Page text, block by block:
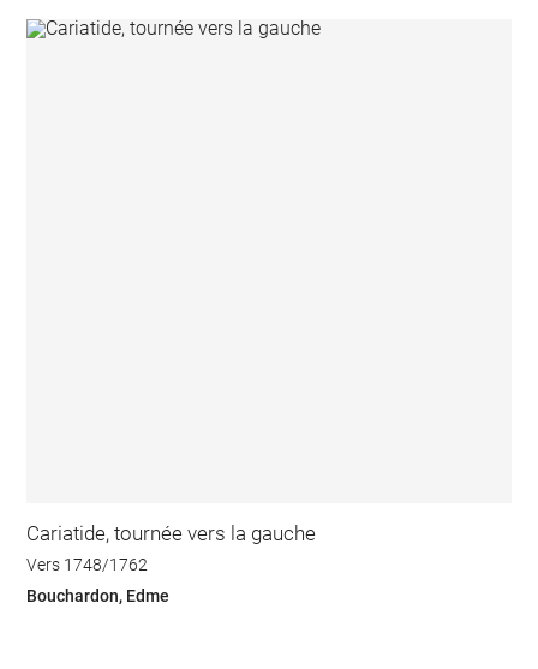
Cariatide, tournée vers la gauche
Vers 1748/1762
Bouchardon, Edme